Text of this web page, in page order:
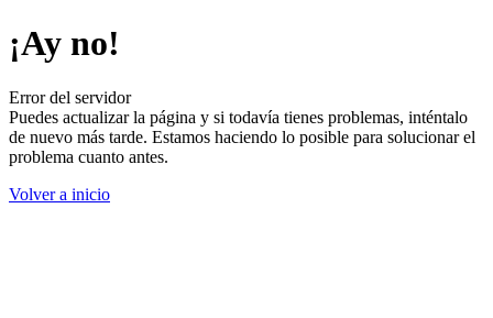
¡Ay no!
Error del servidor
Puedes actualizar la página y si todavía tienes problemas, inténtalo
de nuevo más tarde. Estamos haciendo lo posible para solucionar el
problema cuanto antes.
Volver a inicio